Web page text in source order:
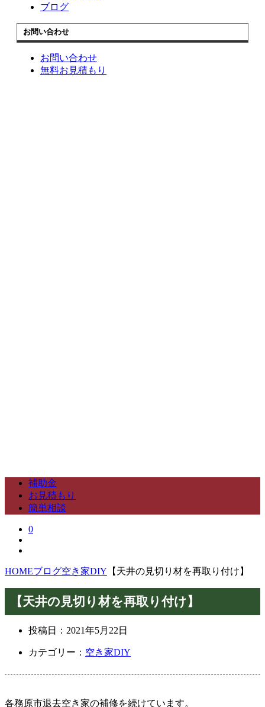
ブログ
お問い合わせ
お問い合わせ
無料お見積もり
補助金
お見積もり
簡単相談
0
HOMEブログ空き家DIY 【天井の見切り材を再取り付け】
【天井の見切り材を再取り付け】
投稿日： 2021年5月22日
カテゴリー： 空き家DIY
各務原市退去空き家の補修を続けています。